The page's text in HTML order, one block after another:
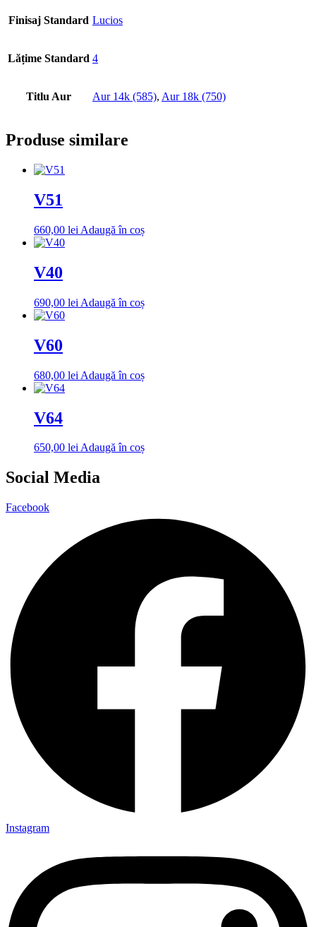
Finisaj Standard Lucios
Lățime Standard 4
Titlu Aur Aur 14k (585), Aur 18k (750)
Produse similare
V51
660,00 lei Adaugă în coș
V40
690,00 lei Adaugă în coș
V60
680,00 lei Adaugă în coș
V64
650,00 leiAdaugă în coș
Social Media
Facebook
Instagram